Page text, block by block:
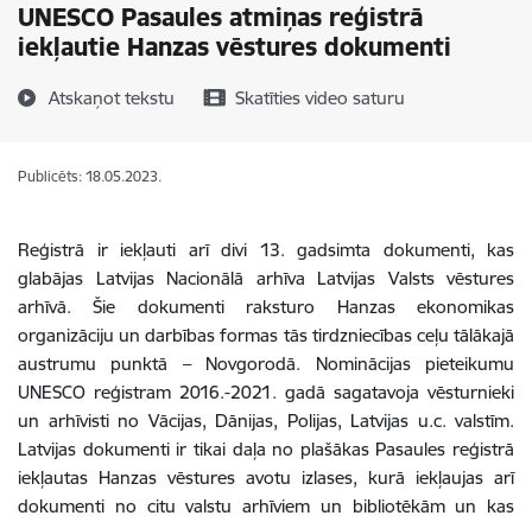
UNESCO Pasaules atmiņas reģistrā
iekļautie Hanzas vēstures dokumenti
Atskaņot tekstu Skatīties video saturu
Publicēts: 18.05.2023.
Reģistrā ir iekļauti arī divi 13. gadsimta dokumenti, kas
glabājas Latvijas Nacionālā arhīva Latvijas Valsts vēstures
arhīvā. Šie dokumenti raksturo Hanzas ekonomikas
organizāciju un darbības formas tās tirdzniecības ceļu tālākajā
austrumu punktā – Novgorodā. Nominācijas pieteikumu
UNESCO reģistram 2016.-2021. gadā sagatavoja vēsturnieki
un arhīvisti no Vācijas, Dānijas, Polijas, Latvijas u.c. valstīm.
Latvijas dokumenti ir tikai daļa no plašākas Pasaules reģistrā
iekļautas Hanzas vēstures avotu izlases, kurā iekļaujas arī
dokumenti no citu valstu arhīviem un bibliotēkām un kas